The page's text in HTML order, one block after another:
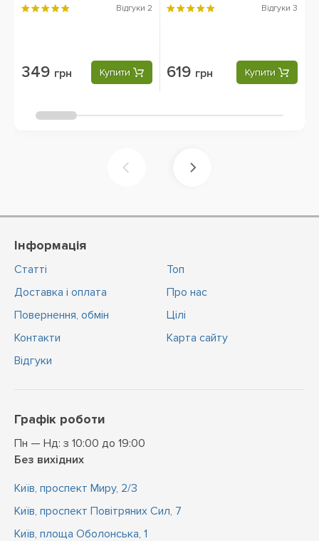
(Вітамін С, Шипшина),
Відгуки 2
349 грн Купити
Capsules
Відгуки 3
619 грн Купити
Інформація
Статті
Доставка і оплата
Повернення, обмін
Контакти
Відгуки
Топ
Про нас
Цiлi
Карта сайту
Графік роботи
Пн — Нд: з 10:00 до 19:00
Без вихідних
Київ, проспект Миру, 2/3
Київ, проспект Повітряних Сил, 7
Київ, площа Оболонська, 1